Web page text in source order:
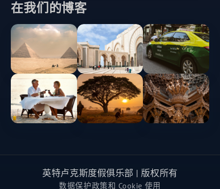
在我们的博客
英特卢克斯度假俱乐部 | 版权所有
数据保护政策和 Cookie 使用